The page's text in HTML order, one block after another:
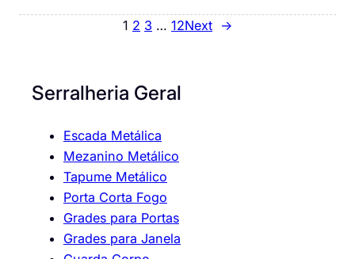
1 2 3 … 12Next →
Serralheria Geral
Escada Metálica
Mezanino Metálico
Tapume Metálico
Porta Corta Fogo
Grades para Portas
Grades para Janela